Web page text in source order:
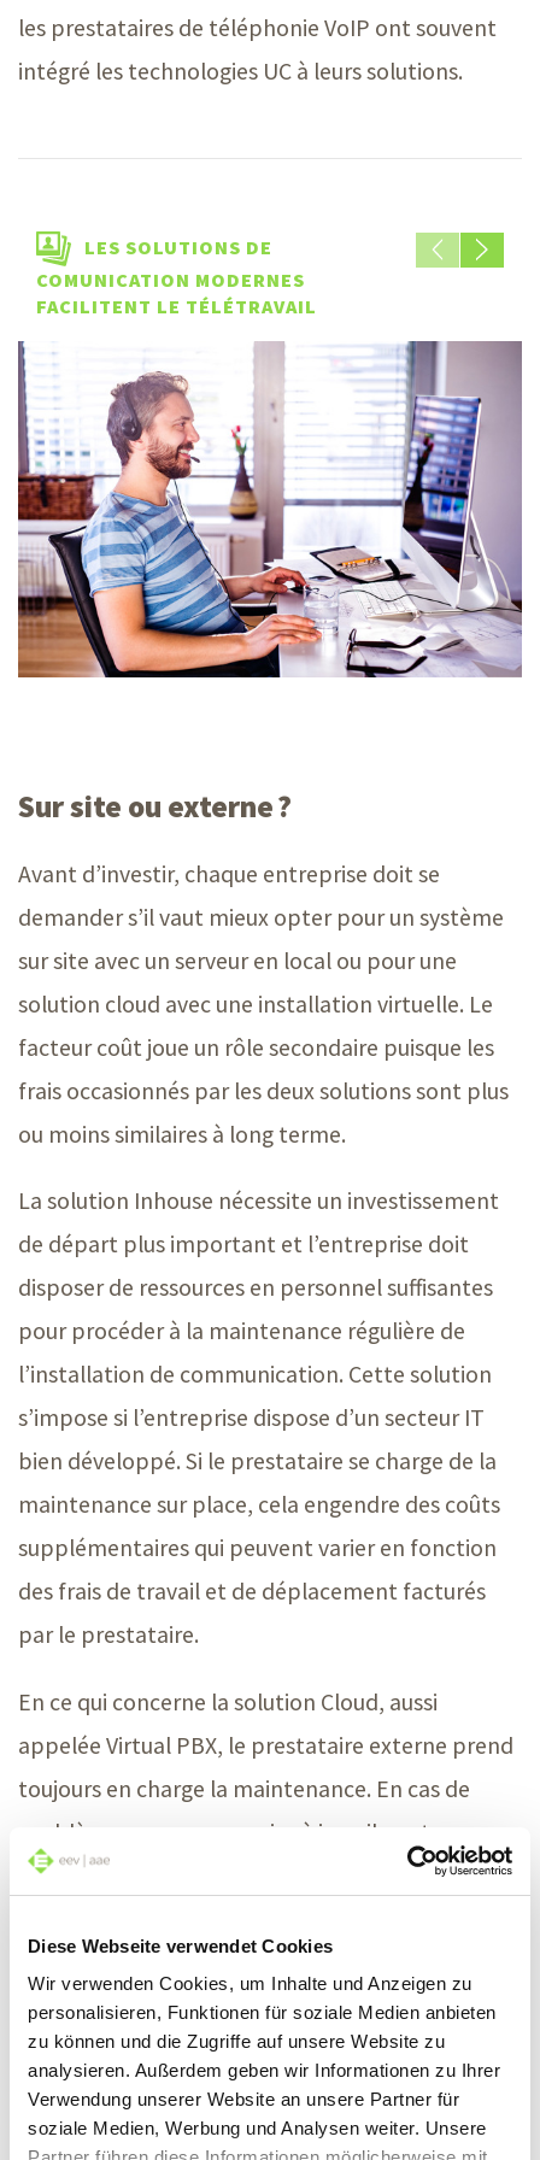
Diese Webseite verwendet Cookies
Wir verwenden Cookies, um Inhalte und Anzeigen zu
personalisieren, Funktionen für soziale Medien anbieten
zu können und die Zugriffe auf unsere Website zu
analysieren. Außerdem geben wir Informationen zu Ihrer
Verwendung unserer Website an unsere Partner für
soziale Medien, Werbung und Analysen weiter. Unsere
les prestataires de téléphonie VoIP ont souvent
intégré les technologies UC à leurs solutions.
LES SOLUTIONS DE
COMUNICATION MODERNES
FACILITENT LE TÉLÉTRAVAIL
Sur site ou externe ?
Avant d’investir, chaque entreprise doit se
demander s’il vaut mieux opter pour un système
sur site avec un serveur en local ou pour une
solution cloud avec une installation virtuelle. Le
facteur coût joue un rôle secondaire puisque les
frais occasionnés par les deux solutions sont plus
ou moins similaires à long terme.
La solution Inhouse nécessite un investissement
de départ plus important et l’entreprise doit
disposer de ressources en personnel suffisantes
pour procéder à la maintenance régulière de
l’installation de communication. Cette solution
s’impose si l’entreprise dispose d’un secteur IT
bien développé. Si le prestataire se charge de la
maintenance sur place, cela engendre des coûts
supplémentaires qui peuvent varier en fonction
des frais de travail et de déplacement facturés
par le prestataire.
En ce qui concerne la solution Cloud, aussi
appelée Virtual PBX, le prestataire externe prend
toujours en charge la maintenance. En cas de
problème ou pour une mise à jour, il peut se
connecter au serveur téléphonique virtuel depuis
coûts de départ sont nettement inférieurs, mais il
faut tenir compte des taxes mensuelles fixées
dans le contrat de maintenance et qui peuvent
fortement varier. Il vaut la peine d’y regarder de
près.